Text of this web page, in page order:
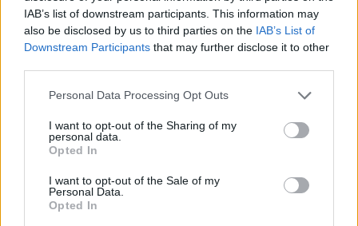
IAB’s list of downstream participants. This information may
also be disclosed by us to third parties on the IAB’s List of
Downstream Participants that may further disclose it to other
Please note that this website/app uses one or more Google
not limited to your visit or usage behaviour. You may click to
grant or deny consent to Google and its third-party tags to
use your data for below specified purposes in below Google
consent section.
Personal Data Processing Opt Outs
I want to opt-out of the Sharing of my
personal data.
Opted In
I want to opt-out of the Sale of my
Personal Data.
Opted In
Pridanie MSM do vášho denného režimu môže
zlepšiť zdravie a imunitu. Pre tých, ktorí sa
plánu.
Účinky MSM na zdravie pokožky
Metylsulfonylmetán (MSM) je prelomový zložkou v